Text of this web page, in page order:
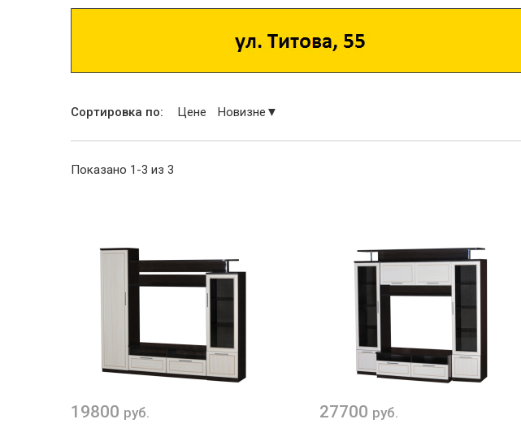
Сортировка по: Цене Новизне▼
Показано 1-3 из 3
19800 руб. 27700 руб.